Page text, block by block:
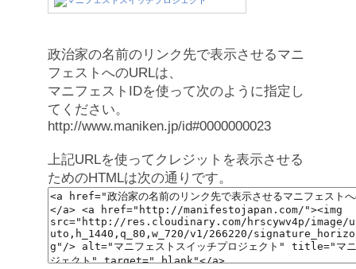
政治家の名前のリンク先で表示させるマニ
フェストへのURLは、
マニフェストIDを使って次のように指定し
てください。
http://www.maniken.jp/id#0000000023
上記URLを使ってクレジットを表示させる
ためのHTMLは次の通りです。